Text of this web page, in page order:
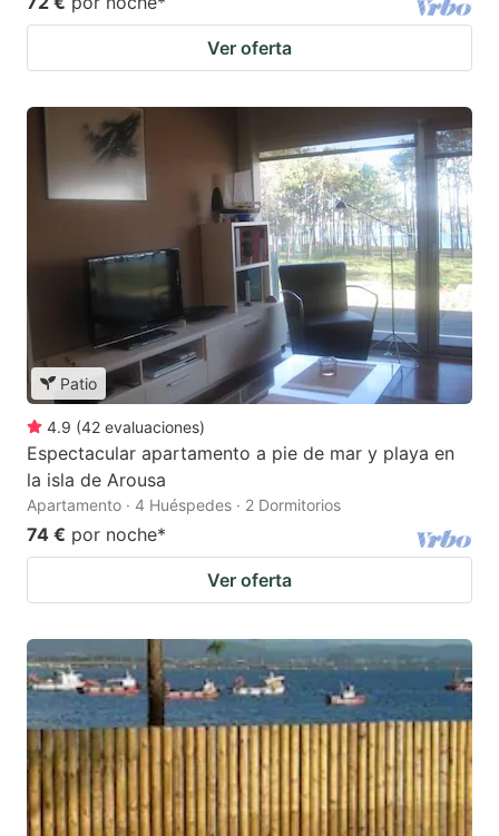
Ver oferta
Patio
4.9 (42 evaluaciones)
Espectacular apartamento a pie de mar y playa en
la isla de Arousa
Apartamento · 4 Huéspedes · 2 Dormitorios
74 € por noche*
Ver oferta